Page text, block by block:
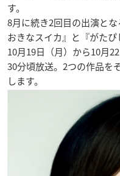
す。
8月に続き2回目の出演と
おきなスイカ』と『がたぴ
10月19日（月）から10月
30分頃放送。2つの作品を
します。